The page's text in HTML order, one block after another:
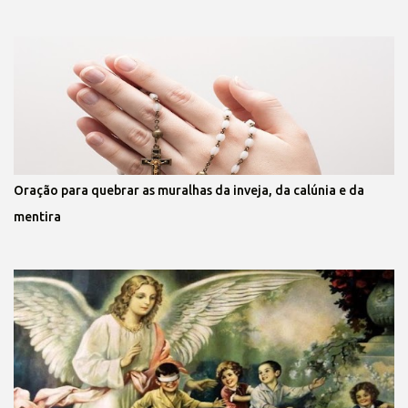
Oração para quebrar as muralhas da inveja, da calúnia e da
mentira